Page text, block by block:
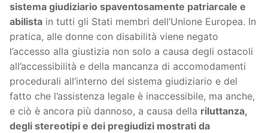
sistema giudiziario spaventosamente patriarcale e
abilista in tutti gli Stati membri dell’Unione Europea. In
pratica, alle donne con disabilità viene negato
l’accesso alla giustizia non solo a causa degli ostacoli
all’accessibilità e della mancanza di accomodamenti
procedurali all’interno del sistema giudiziario e del
fatto che l’assistenza legale è inaccessibile, ma anche,
e ciò è ancora più dannoso, a causa della riluttanza,
degli stereotipi e dei pregiudizi mostrati da